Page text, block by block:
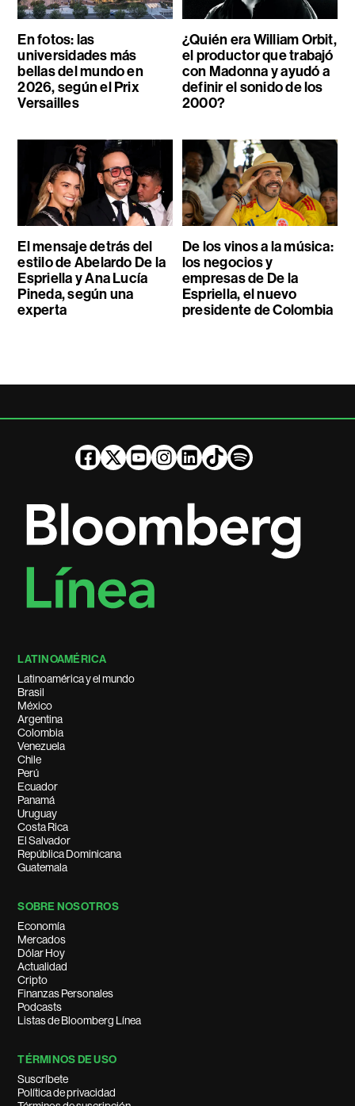
En fotos: las
universidades más
bellas del mundo en
2026, según el Prix
Versailles
¿Quién era William Orbit,
el productor que trabajó
con Madonna y ayudó a
definir el sonido de los
2000?
El mensaje detrás del
estilo de Abelardo De la
Espriella y Ana Lucía
Pineda, según una
experta
De los vinos a la música:
los negocios y
empresas de De la
Espriella, el nuevo
presidente de Colombia
LATINOAMÉRICA
Latinoamérica y el mundo
Brasil
México
Argentina
Colombia
Venezuela
Chile
Perú
Ecuador
Panamá
Uruguay
Costa Rica
El Salvador
República Dominicana
Guatemala
SOBRE NOSOTROS
Economía
Mercados
Dólar Hoy
Actualidad
Cripto
Finanzas Personales
Podcasts
Listas de Bloomberg Línea
TÉRMINOS DE USO
Suscríbete
Política de privacidad